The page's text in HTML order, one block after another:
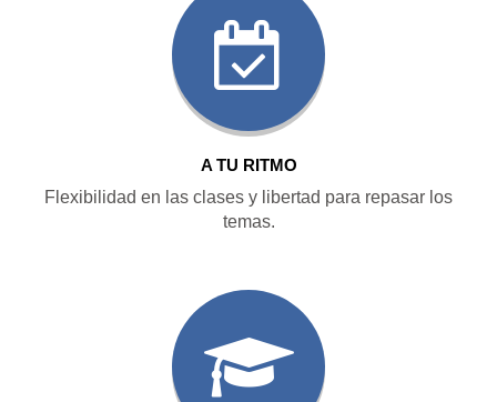
A TU RITMO
Flexibilidad en las clases y libertad para repasar los
temas.